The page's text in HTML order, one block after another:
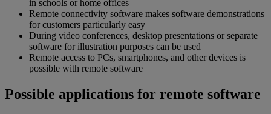
in schools or home offices
Remote connectivity software makes software demonstrations
for customers particularly easy
During video conferences, desktop presentations or separate
software for illustration purposes can be used
Remote access to PCs, smartphones, and other devices is
possible with remote software
Possible applications for remote software